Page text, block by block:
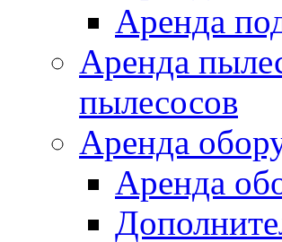
Аренда
Аренда
пылесосов
Аренда
Аренда